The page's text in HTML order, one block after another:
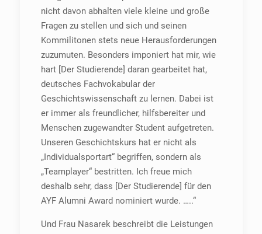
nicht davon abhalten viele kleine und große
Fragen zu stellen und sich und seinen
Kommilitonen stets neue Herausforderungen
zuzumuten. Besonders imponiert hat mir, wie
hart [Der Studierende] daran gearbeitet hat,
deutsches Fachvokabular der
Geschichtswissenschaft zu lernen. Dabei ist
er immer als freundlicher, hilfsbereiter und
Menschen zugewandter Student aufgetreten.
Unseren Geschichtskurs hat er nicht als
„Individualsportart“ begriffen, sondern als
„Teamplayer“ bestritten. Ich freue mich
deshalb sehr, dass [Der Studierende] für den
AYF Alumni Award nominiert wurde. …..“
Und Frau Nasarek beschreibt die Leistungen